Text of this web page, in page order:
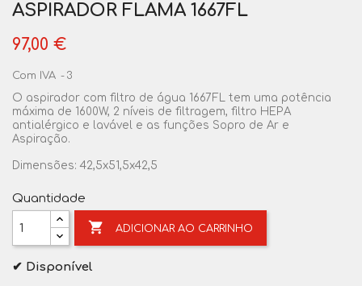
ASPIRADOR FLAMA 1667FL
97,00 €
Com IVA 3
O aspirador com filtro de água 1667FL tem uma potência
máxima de 1600W, 2 níveis de filtragem, filtro HEPA
antialérgico e lavável e as funções Sopro de Ar e
Aspiração.
Dimensões: 42,5x51,5x42,5
Quantidade
 ADICIONAR AO CARRINHO
✔ Disponível